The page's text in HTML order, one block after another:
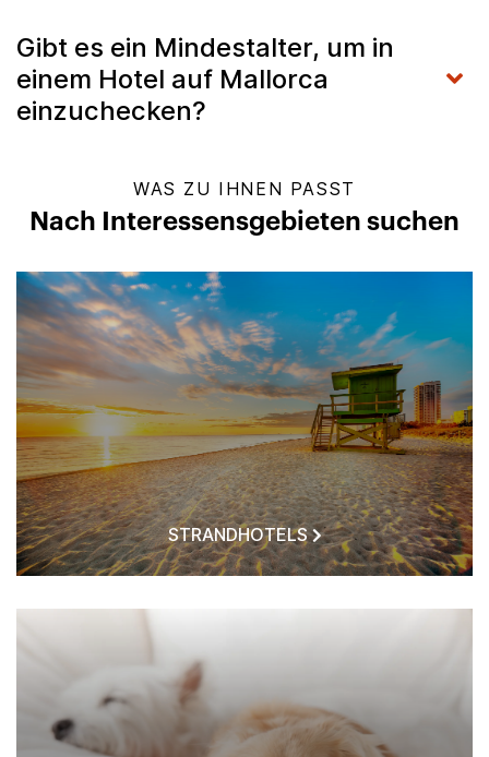
Gibt es ein Mindestalter, um in
einem Hotel auf Mallorca
einzuchecken?
WAS ZU IHNEN PASST
Nach Interessensgebieten suchen
STRANDHOTELS